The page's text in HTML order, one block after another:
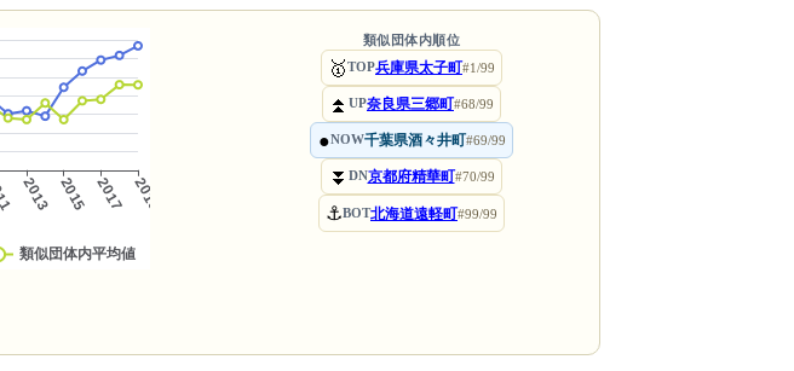
類似団体内順位
🥇TOP兵庫県太子町#1/99
⏫ UP奈良県三郷町#68/99
●NOW千葉県酒々井町#69/99
⏬ DN京都府精華町#70/99
⚓BOT北海道遠軽町#99/99